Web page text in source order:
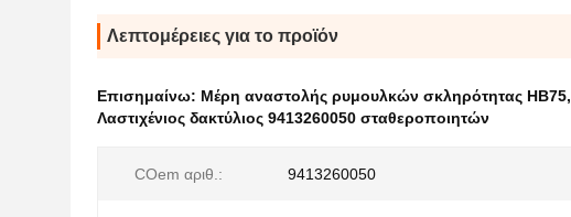
Λεπτομέρειες για το προϊόν
Επισημαίνω: Μέρη αναστολής ρυμουλκών σκληρότητας HB75,
Λαστιχένιος δακτύλιος 9413260050 σταθεροποιητών
COem αριθ.: 9413260050